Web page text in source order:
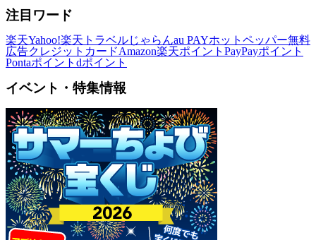
注目ワード
楽天Yahoo!楽天トラベルじゃらんau PAYホットペッパー無料
広告クレジットカードAmazon楽天ポイント PayPayポイント
Pontaポイント dポイント
イベント・特集情報